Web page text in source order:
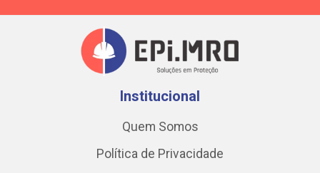
Institucional
Quem Somos
Política de Privacidade